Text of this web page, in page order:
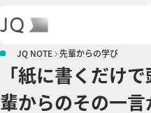
「紙に書くだけ
輩からのその一
JQ NOTE 先輩からの学び